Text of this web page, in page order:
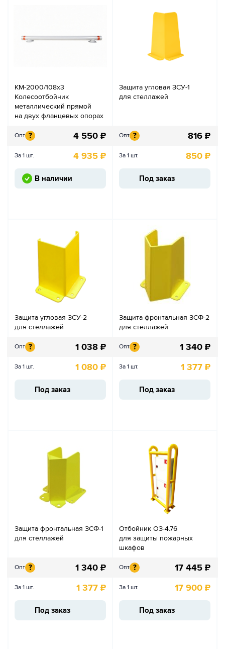
КМ-2000/108х3
Колесоотбойник
металлический прямой
на двух фланцевых опорах
Опт ? 4 550 ₽
За 1 шт. 4 935 ₽
В наличии
Защита угловая ЗСУ-1
для стеллажей
Опт ? 816 ₽
За 1 шт. 850 ₽
Под заказ
Защита угловая ЗСУ-2
для стеллажей
Опт ? 1 038 ₽
За 1 шт. 1 080 ₽
Под заказ
Защита фронтальная ЗСФ-2
для стеллажей
Опт ? 1 340 ₽
За 1 шт. 1 377 ₽
Под заказ
Защита фронтальная ЗСФ-1
для стеллажей
Опт ? 1 340 ₽
За 1 шт. 1 377 ₽
Под заказ
Отбойник ОЗ-4.76
для защиты пожарных
шкафов
Опт ? 17 445 ₽
За 1 шт. 17 900 ₽
Под заказ